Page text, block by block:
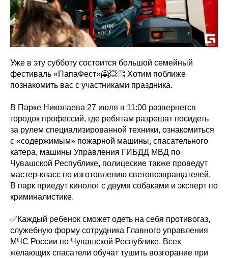
Уже в эту субботу состоится большой семейный
фестиваль «ПапаФест»🤗💥👏 Хотим поближе
познакомить вас с участниками праздника.
В Парке Николаева 27 июля в 11:00 развернется
городок профессий, где ребятам разрешат посидеть
за рулем специализированной техники, ознакомиться
с «содержимым» пожарной машины, спасательного
катера, машины Управления ГИБДД МВД по
Чувашской Республике, полицеские также проведут
мастер-класс по изготовлению световозвращателей.
В парк приедут кинолог с двумя собаками и эксперт по
криминалистике.
✅Каждый ребенок сможет одеть на себя противогаз,
служебную форму сотрудника Главного управления
МЧС России по Чувашской Республике. Всех
желающих спасатели обучат тушить возгорание при